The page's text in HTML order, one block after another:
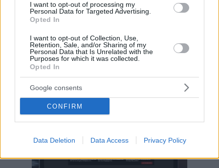
I want to opt-out of processing my
Personal Data for Targeted Advertising.
Opted In
I want to opt-out of Collection, Use,
Retention, Sale, and/or Sharing of my
Personal Data that Is Unrelated with the
Purposes for which it was collected.
Opted In
Google consents
CONFIRM
Data Deletion Data Access Privacy Policy